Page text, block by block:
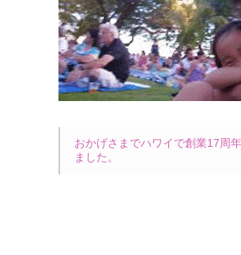
おかげさまでハワイで創業17周
ました。